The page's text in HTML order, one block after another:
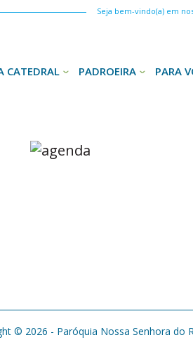
Seja bem-vindo(a) em
CATEDRAL PADROEIRA PARA
© 2026 - Paróquia Nossa Senhora do